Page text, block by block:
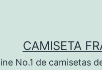
CAMISETA
No.1 de camisetas